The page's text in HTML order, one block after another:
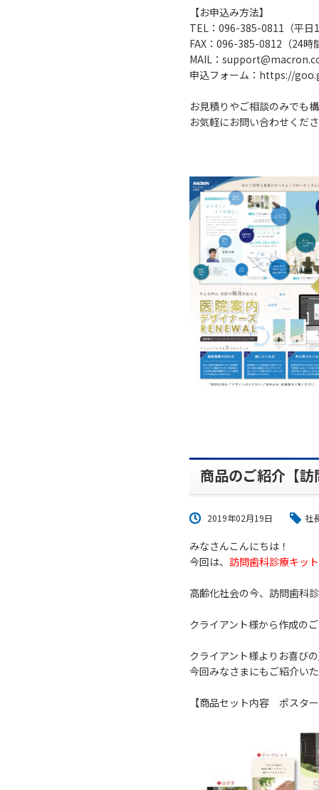
【お申込み方法】
TEL：096-385-0811（平日
FAX：096-385-0812（24時
MAIL：
申込フォーム： https://
お見積りやご相談のみでも
お気軽にお問い合わせくだ
商品のご紹介【
2019年02月19日 社
みなさんこんにちは！
今回は、 訪問歯科診療キット
高齢化社会の今、訪問歯科
クライアント様から作成の
クライアント様よりお喜び
今回みなさまにもご紹介い
【商品セット内容 ポスタ